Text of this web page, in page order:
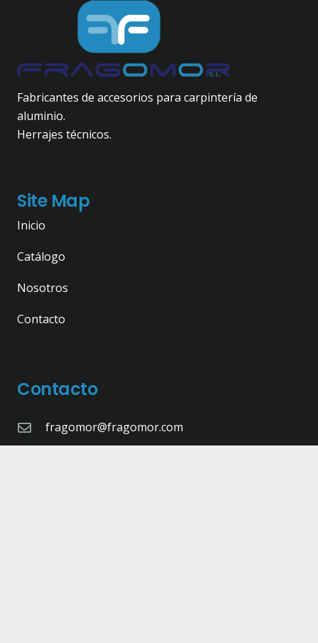
Fabricantes de accesorios para carpintería de
aluminio.
Herrajes técnicos.
Site Map
Inicio
Catálogo
Nosotros
Contacto
Contacto
fragomor@fragomor.com